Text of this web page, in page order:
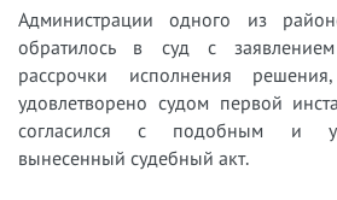
Администрации одного из
обратилось в суд с
рассрочки исполнения
удовлетворено судом первой
согласился с подобным и
вынесенный судебный акт.